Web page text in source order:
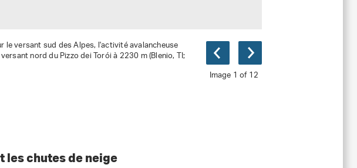
Image 1 of 12
versant sud des Alpes, l'activité avalancheuse
nord du Pizzo dei Torói à 2230 m (Blenio, TI;
les chutes de neige